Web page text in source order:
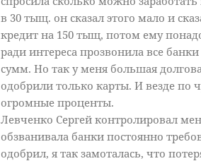
в 30 тыщ. он сказал этого мало и
кредит на 150 тыщ, потом ему
ради интереса прозвонила все
сумм. Но так у меня большая
одобрили только карты. И везде по
огромные проценты.
Левченко Сергей контролировал
обзванивала банки постоянно
одобрил, я так замоталась, что